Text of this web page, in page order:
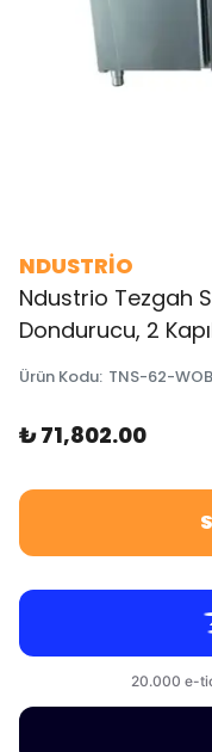
NDUSTRİO
Ndustrio Tezgah
Dondurucu, 2
Ürün Kodu: TNS-62-
₺ 71,802.00